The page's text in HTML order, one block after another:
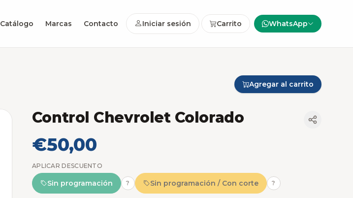
Catálogo Marcas Contacto Iniciar sesión Carrito WhatsApp
Agregar al carrito
Control Chevrolet Colorado
€50,00
APLICAR DESCUENTO
Sin programación ? Sin programación / Con corte ?